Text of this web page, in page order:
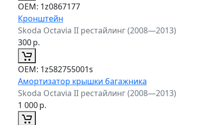
ОЕМ: 1z0867177
Кронштейн
Skoda Octavia II рестайлинг (2008—2013)
300р.
ОЕМ: 1z582755001s
Амортизатор крышки багажника
Skoda Octavia II рестайлинг (2008—2013)
1 000р.